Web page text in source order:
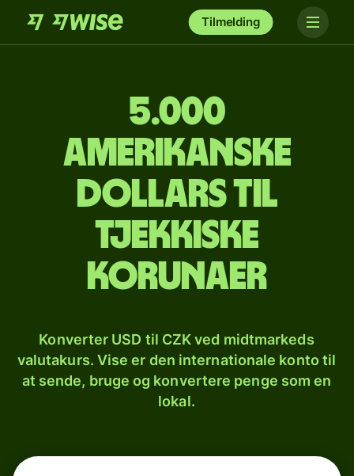
Tilmelding
5.000
amerikanske
dollars til
tjekkiske
korunaer
Konverter USD til CZK ved midtmarkeds
valutakurs. Vise er den internationale konto til
at sende, bruge og konvertere penge som en
lokal.